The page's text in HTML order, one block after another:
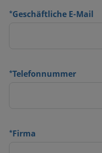
*Geschäftliche E-Mail
*Telefonnummer
*Firma